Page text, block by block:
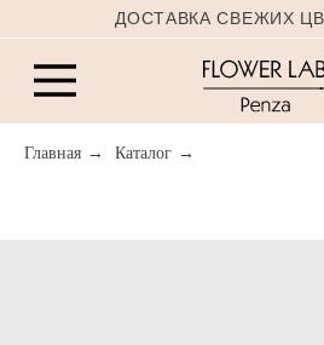
ДОСТАВКА СВЕЖИХ ЦВЕТОВ В ПЕНЗЕ
Главная → Каталог →